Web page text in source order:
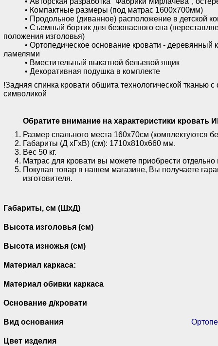
• Компактные размеры (под матрас 1600х700мм)
• Продольное (диванное) расположение в детской
• Съемный бортик для безопасного сна
положения изголовья)
• Ортопедическое основание кровати - деревянный
ламелями
• Вместительный выкатной бельевой ящик
• Декоративная подушка в комплекте
!Задняя спинка кровати обшита технологической тканью
символикой
Обратите внимание на характеристики кровать
Размер спального места 160х70см (комплектуются
Габариты (Д хГхВ) (см): 1710х810х660 мм.
Вес 50 кг.
Матрас для кровати вы можете приобрести
Покупая товар в нашем магазине, Вы получаете
изготовителя.
Габариты, см (ШхД)
Высота изголовья (см)
Высота изножья (см)
Материал каркаса:
Материал обивки каркаса
Основание д/кровати
Вид основания
Цвет изделия